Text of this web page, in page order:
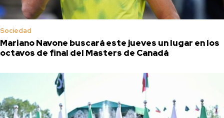
Sociedad
Mariano Navone buscará este jueves un lugar en los
octavos de final del Masters de Canadá